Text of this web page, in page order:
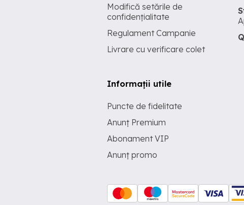
Modifică setările de
confidențialitate
Regulament Campanie
Livrare cu verificare colet
Informații utile
Puncte de fidelitate
Anunț Premium
Abonament VIP
Anunț promo